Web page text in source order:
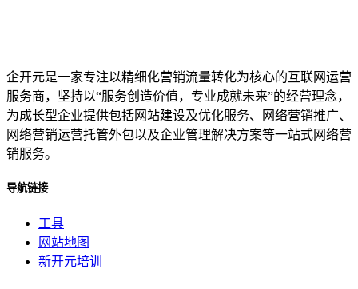
企开元是一家专注以精细化营销流量转化为核心的互联网运营
服务商，坚持以“服务创造价值，专业成就未来”的经营理念，
为成长型企业提供包括网站建设及优化服务、网络营销推广、
网络营销运营托管外包以及企业管理解决方案等一站式网络营
销服务。
导航链接
工具
网站地图
新开元培训